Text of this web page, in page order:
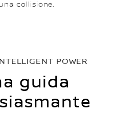
collisione.
POWER
guida